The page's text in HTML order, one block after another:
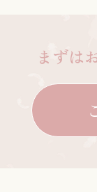
まずは